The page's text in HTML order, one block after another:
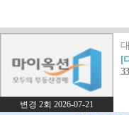
변경 2회 2026-07-21
[
33